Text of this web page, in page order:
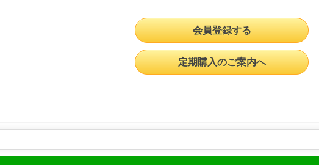
会員登録する
定期購入のご案内へ